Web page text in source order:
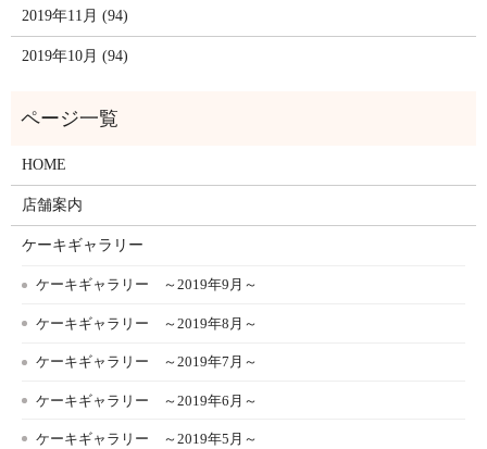
2019年11月 (94)
2019年10月 (94)
HOME
店舗案内
ケーキギャラリー
ケーキギャラリー ～2019年9月～
ケーキギャラリー ～2019年8月～
ケーキギャラリー ～2019年7月～
ケーキギャラリー ～2019年6月～
ケーキギャラリー ～2019年5月～